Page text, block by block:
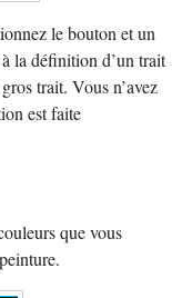
le bouton et un
la définition d’un trait
trait. Vous n’avez
est faite
que vous